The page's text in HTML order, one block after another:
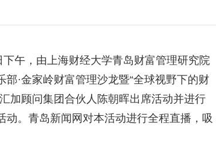
午，由上海财经大学青岛财富管理研究院
·金家岭财富管理沙龙暨“全球视野下的财
加顾问集团合伙人陈朝晖出席活动并进行
。青岛新闻网对本活动进行全程直播，吸